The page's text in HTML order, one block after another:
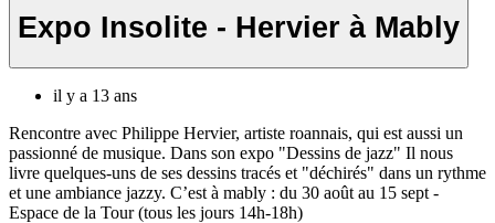
Expo Insolite - Hervier à Mably
il y a 13 ans
Rencontre avec Philippe Hervier, artiste roannais, qui est aussi un
passionné de musique. Dans son expo "Dessins de jazz" Il nous
livre quelques-uns de ses dessins tracés et "déchirés" dans un rythme
et une ambiance jazzy. C’est à mably : du 30 août au 15 sept -
Espace de la Tour (tous les jours 14h-18h)